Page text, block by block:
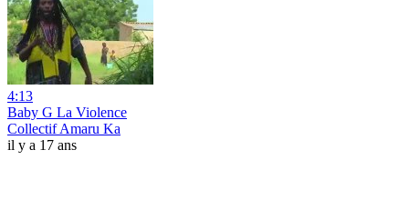
4:13
Baby G La Violence
Collectif Amaru Ka
il y a 17 ans